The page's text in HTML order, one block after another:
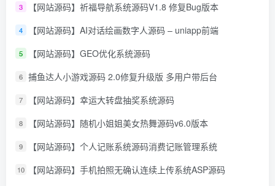
3 【网站源码】祈福导航系统源码V1.8 修复Bug版本
4 【网站源码】AI对话绘画数字人源码 – uniapp前端
5 【网站源码】GEO优化系统源码
6 捕鱼达人小游戏源码 2.0修复升级版 多用户带后台
7 【网站源码】幸运大转盘抽奖系统源码
8 【网站源码】随机小姐姐美女热舞源码v6.0版本
9 【网站源码】个人记账系统源码消费记账管理系统
10 【网站源码】手机拍照无确认连续上传系统ASP源码